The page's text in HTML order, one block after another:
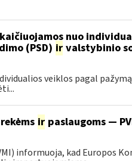
nuo
(PSD) irvalstybinio
veiklos pagal
irpaslaugoms —
informuoja, kad Europos